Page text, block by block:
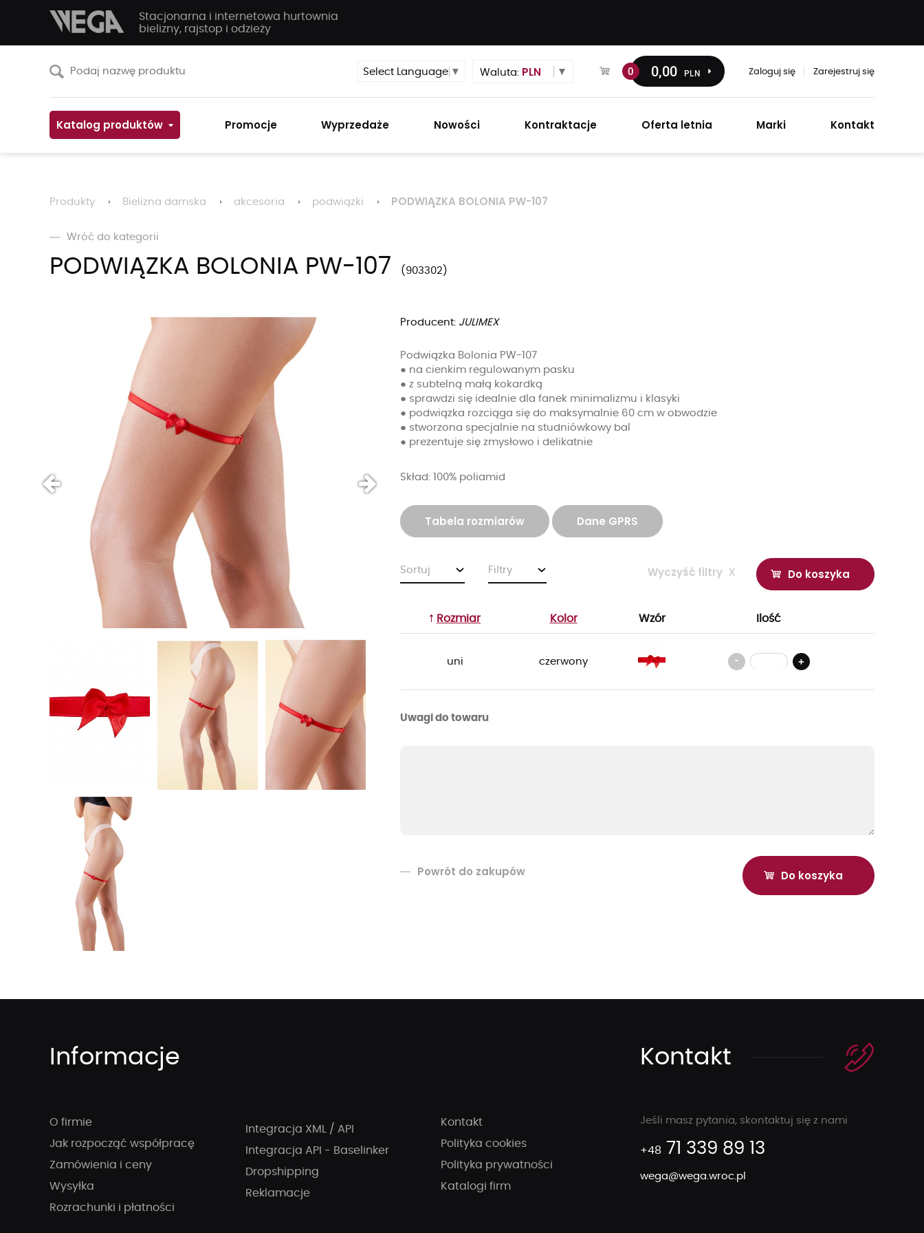
Stacjonarna i internetowa hurtownia
bielizny, rajstop i odzieży
Select Language ▼ Waluta: PLN 0 0,00 PLN Zaloguj się Zarejestruj się
Katalog produktów Promocje Wyprzedaże Nowości Kontraktacje Oferta letnia Marki Kontakt
Produkty Bielizna damska akcesoria podwiązki PODWIĄZKA BOLONIA PW-107
Wróć do kategorii
PODWIĄZKA BOLONIA PW-107 903302
Producent: JULIMEX
Podwiązka Bolonia PW-107
● na cienkim regulowanym pasku
● z subtelną małą kokardką
● sprawdzi się idealnie dla fanek minimalizmu i klasyki
● podwiązka rozciąga się do maksymalnie 60 cm w obwodzie
● stworzona specjalnie na studniówkowy bal
● prezentuje się zmysłowo i delikatnie
Skład: 100% poliamid
Tabela rozmiarów Dane GPRS
Sortuj Filtry Do koszyka
Wyczyść filtry x
Rozmiar Kolor Wzór Ilość
uni czerwony - +
Uwagi do towaru
Powrót do zakupów
Informacje
O firmie
Jak rozpocząć współpracę
Zamówienia i ceny
Wysyłka
Rozrachunki i płatności
Integracja XML / API
Integracja API - Baselinker
Dropshipping
Reklamacje
Kontakt
Polityka cookies
Polityka prywatności
Katalogi firm
Kontakt
Jeśli masz pytania, skontaktuj się z nami
+48 71 339 89 13
wega@wega.wroc.pl